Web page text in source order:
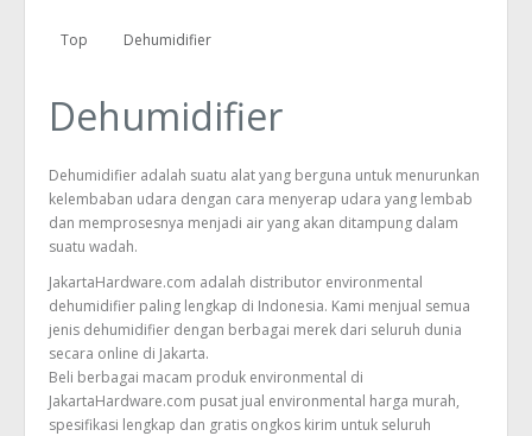
Top Dehumidifier
Dehumidifier
Dehumidifier adalah suatu alat yang berguna untuk menurunkan
kelembaban udara dengan cara menyerap udara yang lembab
dan memprosesnya menjadi air yang akan ditampung dalam
suatu wadah.
JakartaHardware.com adalah distributor environmental
dehumidifier paling lengkap di Indonesia. Kami menjual semua
jenis dehumidifier dengan berbagai merek dari seluruh dunia
secara online di Jakarta.
Beli berbagai macam produk environmental di
JakartaHardware.com pusat jual environmental harga murah,
spesifikasi lengkap dan gratis ongkos kirim untuk seluruh